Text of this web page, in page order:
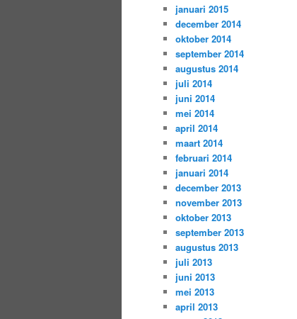
januari 2015
december 2014
oktober 2014
september 2014
augustus 2014
juli 2014
juni 2014
mei 2014
april 2014
maart 2014
februari 2014
januari 2014
december 2013
november 2013
oktober 2013
september 2013
augustus 2013
juli 2013
juni 2013
mei 2013
april 2013